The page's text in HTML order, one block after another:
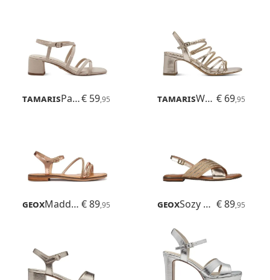
Tamaris Paola€ 59,95 Tamaris Whitnee € 69,95
Geox Maddalusiac € 89,95 Geox Sozy Plus € 89,95